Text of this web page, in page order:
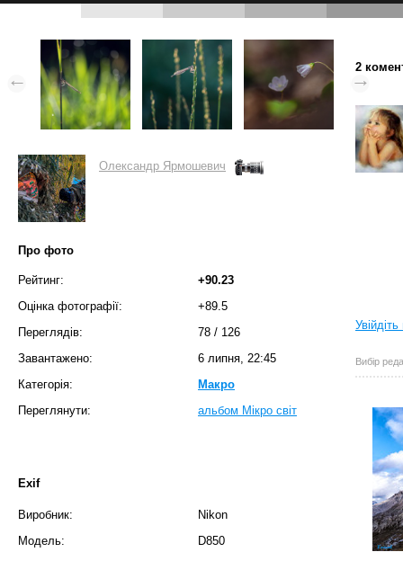
Олександр Ярмошевич
Про фото
Рейтинг:
+90.23
Оцінка фотографії:
+89.5
Переглядів:
78 / 126
Завантажено:
6 липня, 22:45
Категорія:
Макро
Переглянути:
альбом Мікро світ
Exif
Виробник:
Nikon
Модель:
D850
2
Вибір